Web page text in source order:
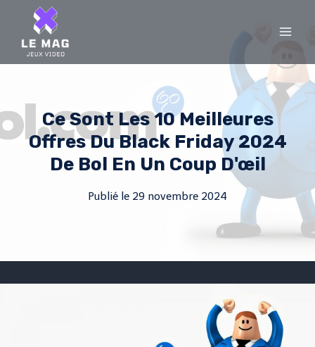
content
Ce Sont Les 10 Meilleures
Offres Du Black Friday 2024
De Bol En Un Coup D'œil
Publié le 29 novembre 2024